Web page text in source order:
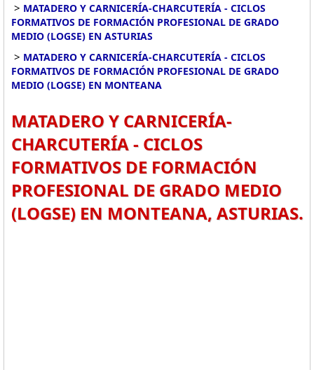
> MATADERO Y CARNICERÍA-CHARCUTERÍA - CICLOS
FORMATIVOS DE FORMACIÓN PROFESIONAL DE GRADO
MEDIO (LOGSE) EN ASTURIAS
> MATADERO Y CARNICERÍA-CHARCUTERÍA - CICLOS
FORMATIVOS DE FORMACIÓN PROFESIONAL DE GRADO
MEDIO (LOGSE) EN MONTEANA
MATADERO Y CARNICERÍA-
CHARCUTERÍA - CICLOS
FORMATIVOS DE FORMACIÓN
PROFESIONAL DE GRADO MEDIO
(LOGSE) EN MONTEANA, ASTURIAS.